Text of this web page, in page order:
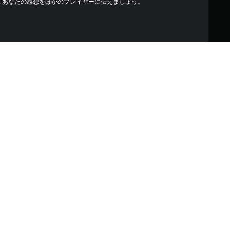
あなたの感想をほかのプレイヤーに伝えましょう。